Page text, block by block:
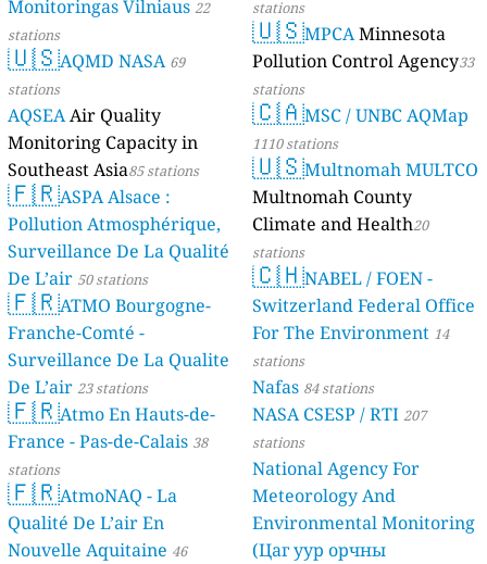
Monitoringas Vilniaus 22
stations
🇺🇸AQMD NASA 69
stations
AQSEAAir Quality
Monitoring Capacity in
Southeast Asia85 stations
🇫🇷ASPA Alsace :
Pollution Atmosphérique,
Surveillance De La Qualité
De L’air 50 stations
🇫🇷ATMO Bourgogne-
Franche-Comté -
Surveillance De La Qualite
De L’air 23 stations
🇫🇷Atmo En Hauts-de-
France - Pas-de-Calais 38
stations
🇫🇷AtmoNAQ - La
Qualité De L’air En
Nouvelle Aquitaine 46
stations
🇺🇸MPCAMinnesota
Pollution Control Agency33
stations
🇨🇦MSC / UNBC AQMap
1110 stations
🇺🇸Multnomah MULTCO
Multnomah County
Climate and Health20
stations
🇨🇭NABEL / FOEN -
Switzerland Federal Office
For The Environment 14
stations
Nafas 84 stations
NASA CSESP / RTI 207
stations
National Agency For
Meteorology And
Environmental Monitoring
(Цаг уур орчны